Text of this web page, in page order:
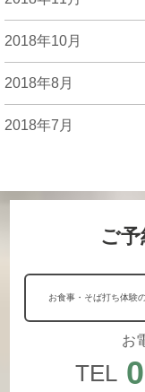
2018年10月
2018年8月
2018年7月
ご
お食事・そば打ち体験
お
TEL